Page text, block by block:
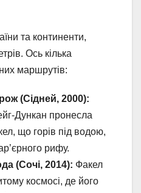
та континенти,
Ось кілька
маршрутів:
(Сідней, 2000):
Дункан пронесла
що горів під водою,
рифу.
(Сочі, 2014): Факел
космосі, де його